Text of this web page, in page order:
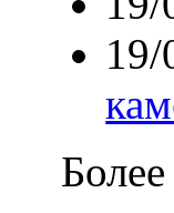
19/